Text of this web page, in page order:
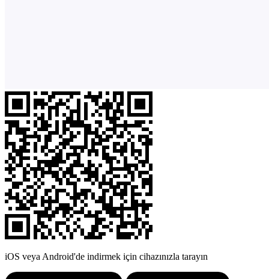
iOS veya Android'de indirmek için cihazınızla tarayın